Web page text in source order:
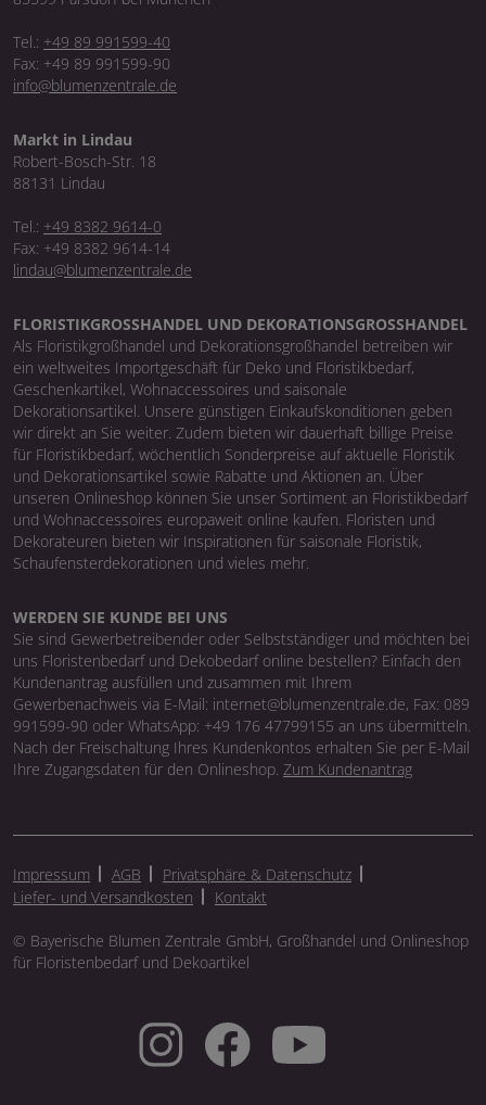
Tel.: +49 89 991599-40
Fax: +49 89 991599-90
info@blumenzentrale.de
Markt in Lindau
Robert-Bosch-Str. 18
88131 Lindau
Tel.: +49 8382 9614-0
Fax: +49 8382 9614-14
lindau@blumenzentrale.de
FLORISTIKGROSSHANDEL UND DEKORATIONSGROSSHANDEL
Als Floristikgroßhandel und Dekorationsgroßhandel betreiben wir
ein weltweites Importgeschäft für Deko und Floristikbedarf,
Geschenkartikel, Wohnaccessoires und saisonale
Dekorationsartikel. Unsere günstigen Einkaufskonditionen geben
wir direkt an Sie weiter. Zudem bieten wir dauerhaft billige Preise
für Floristikbedarf, wöchentlich Sonderpreise auf aktuelle Floristik
und Dekorationsartikel sowie Rabatte und Aktionen an. Über
unseren Onlineshop können Sie unser Sortiment an Floristikbedarf
und Wohnaccessoires europaweit online kaufen. Floristen und
Dekorateuren bieten wir Inspirationen für saisonale Floristik,
Schaufensterdekorationen und vieles mehr.
WERDEN SIE KUNDE BEI UNS
Sie sind Gewerbetreibender oder Selbstständiger und möchten bei
uns Floristenbedarf und Dekobedarf online bestellen? Einfach den
Kundenantrag ausfüllen und zusammen mit Ihrem
Gewerbenachweis via E-Mail: internet@blumenzentrale.de, Fax: 089
991599-90 oder WhatsApp: +49 176 47799155 an uns übermitteln.
Nach der Freischaltung Ihres Kundenkontos erhalten Sie per E-Mail
Ihre Zugangsdaten für den Onlineshop. Zum Kundenantrag
Impressum AGB
Privatsphäre & Datenschutz
Liefer- und Versandkosten
Kontakt
© Bayerische Blumen Zentrale GmbH, Großhandel und Onlineshop
für Floristenbedarf und Dekoartikel